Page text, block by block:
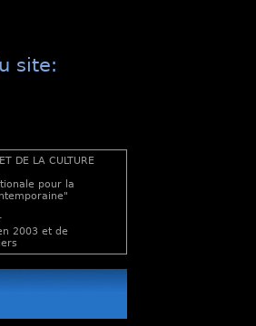
site:
DE LA CULTURE
pour la
2003 et de